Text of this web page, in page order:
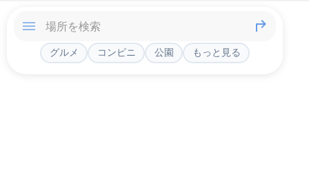
グルメ コンビニ 公園 もっと見る